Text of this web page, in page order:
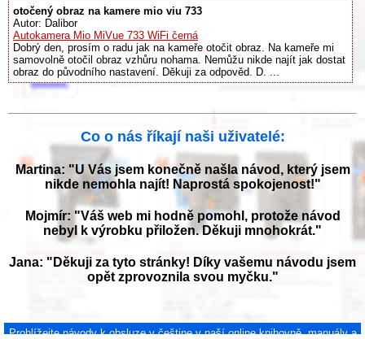
otočený obraz na kamere mio viu 733
Autor: Dalibor
Autokamera Mio MiVue 733 WiFi černá
Dobrý den, prosím o radu jak na kameře otočit obraz. Na kameře mi
samovolně otočil obraz vzhůru nohama. Nemůžu nikde najít jak dostat
obraz do původního nastavení. Děkuji za odpověd. D. ...
Co o nás říkají naši uživatelé:
Martina: "U Vás jsem konečně našla návod, který jsem
nikde nemohla najít! Naprostá spokojenost!"
Mojmír: "Váš web mi hodně pomohl, protože návod
nebyl k výrobku přiložen. Děkuji mnohokrát."
Jana: "Děkuji za tyto stránky! Díky vašemu návodu jsem
opět zprovoznila svou myčku."
Prohlížejte návody k obsluze v češtine v naší online knihovně, manuály a